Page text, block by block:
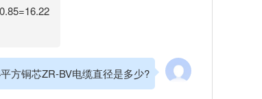
方铜芯ZR-BV电缆直径是多少?